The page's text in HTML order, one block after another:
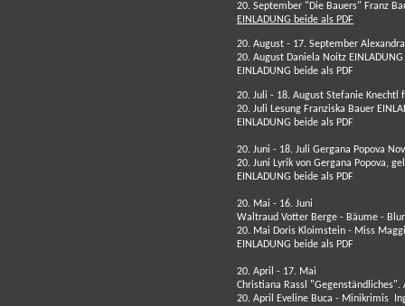
20. September "Die Bauers" Franz
EINLADUNG beide als PDF
20. August - 17. September
20. August Daniela Noitz
EINLADUNG beide als PDF
20. Juli - 18. August Stefanie Knechtl
20. Juli Lesung Franziska Bauer
EINLADUNG beide als PDF
20. Juni - 18. Juli Gergana Popova
20. Juni Lyrik von Gergana Popova,
EINLADUNG beide als PDF
20. Mai - 16. Juni
Waltraud Votter Berge - Bäume -
20. Mai Doris Kloimstein - Miss
EINLADUNG beide als PDF
20. April - 17. Mai
Christiana Rassl "Gegenständliches".
20. April
Eveline Buca - Minikrimis